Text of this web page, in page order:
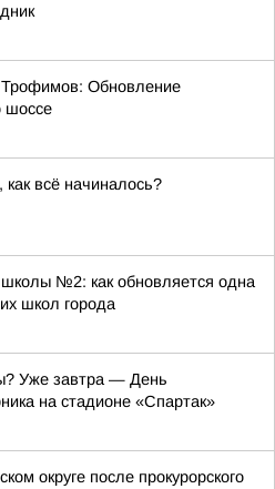
Обновление
шоссе
всё начиналось?
№2: как обновляется одна
школ города
Уже завтра — День
на стадионе «Спартак»
округе после прокурорского